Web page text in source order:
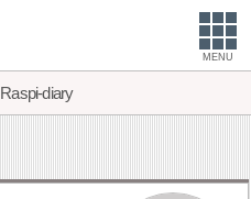
MENU
Raspi-diary